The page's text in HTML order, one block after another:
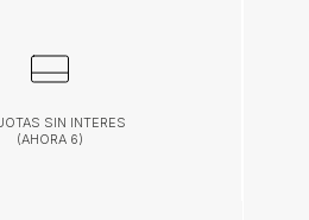
SIN INTERES
(AHORA 6)